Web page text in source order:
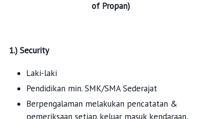
of Propan)
1.) Security
Laki-laki
Pendidikan min. SMK/SMA Sederajat
Berpengalaman melakukan pencatatan &
pemeriksaan setiap keluar masuk kendaraan,